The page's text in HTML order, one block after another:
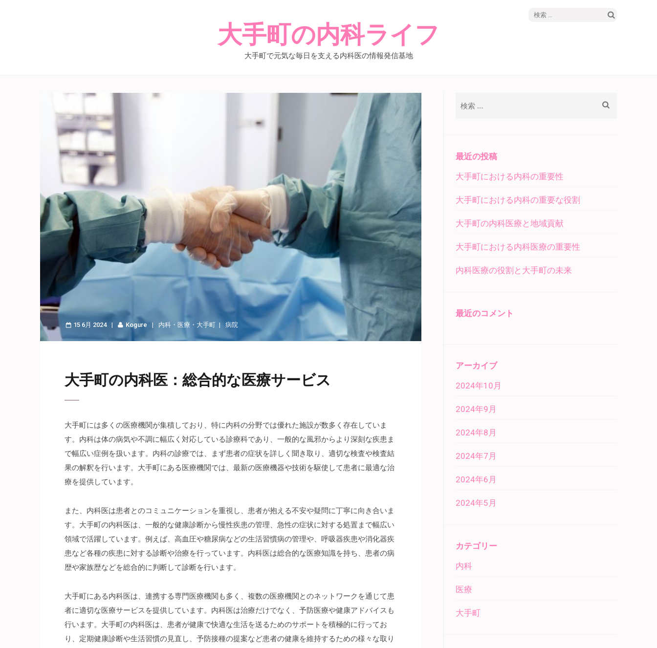
検
大手町の内科ライフ
大手町で元気な毎日を支える内科医の情報発信基地
15 6月 2024 Kogure 内科 ・ 医療 ・ 大手町 病院
大手町の内科医：総合的な医療サービス
大手町には多くの医療機関が集積しており、特に内科の分野では優れた施設が数多く存在していま
す。 内科は体の病気や不調に幅広く対応している診療科であり、一般的な風邪からより深刻な疾患ま
で幅広い症例を扱います。内科の診療では、まず患者の症状を詳しく聞き取り、適切な検査や検査結
果の解釈を行います。大手町にある医療機関では、最新の医療機器や技術を駆使して患者に最適な治
療を提供しています。
また、内科医は患者とのコミュニケーションを重視し、患者が抱える不安や疑問に丁寧に向き合いま
す。大手町の内科医は、一般的な健康診断から慢性疾患の管理、急性の症状に対する処置まで幅広い
領域で活躍しています。例えば、高血圧や糖尿病などの生活習慣病の管理や、呼吸器疾患や消化器疾
患など各種の疾患に対する診断や治療を行っています。内科医は総合的な医療知識を持ち、患者の病
歴や家族歴などを総合的に判断して診断を行います。
大手町にある内科医は、連携する専門医療機関も多く、複数の医療機関とのネットワークを通じて患
者に適切な医療サービスを提供しています。内科医は治療だけでなく、予防医療や健康アドバイスも
行います。大手町の内科医は、患者が健康で快適な生活を送るためのサポートを積極的に行ってお
り、定期健康診断や生活習慣の見直し、予防接種の提案など患者の健康を維持するための様々な取り
最近の投稿
大手町における内科の重要性
大手町における内科の重要な役割
大手町の内科医療と地域貢献
大手町における内科医療の重要性
内科医療の役割と大手町の未来
最近のコメント
アーカイブ
2024年10月
2024年9月
2024年8月
2024年7月
2024年6月
2024年5月
カテゴリー
内科
医療
大手町